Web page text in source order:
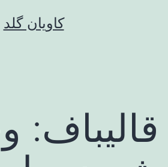
کاویان گلد
قالیباف: